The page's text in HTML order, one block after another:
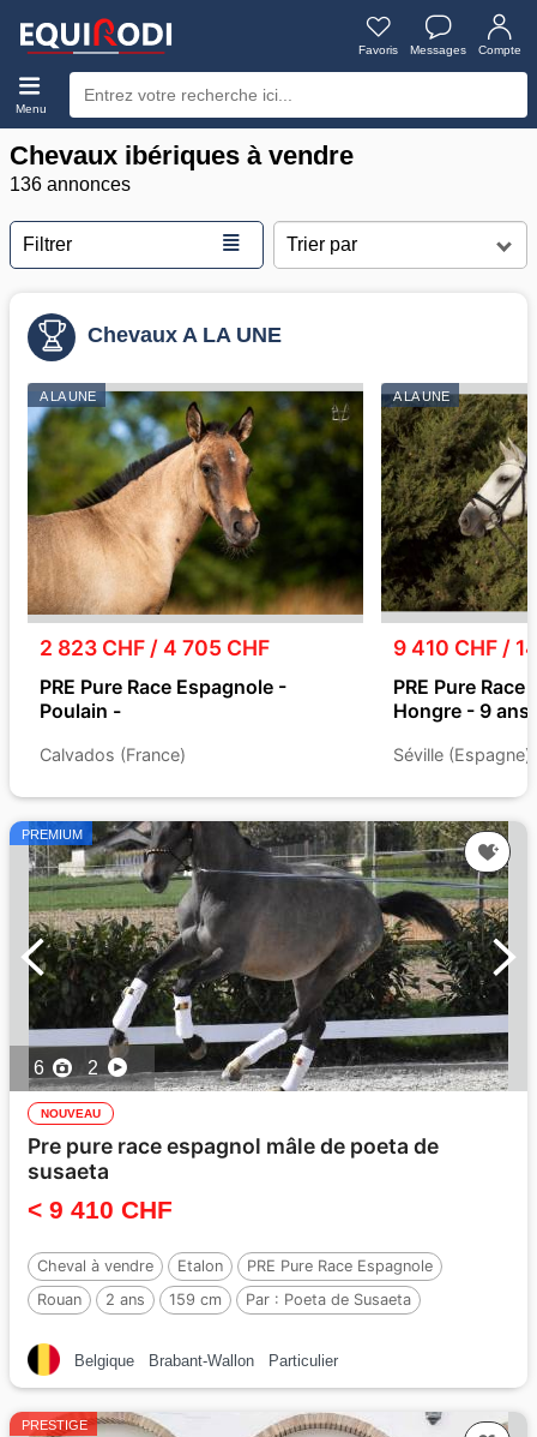
Favoris Messages Compte
Menu
Chevaux ibériques à vendre
136 annonces
Filtrer ≣
Chevaux A LA UNE
A LA UNE
2 823 CHF / 4 705 CHF
PRE Pure Race Espagnole -
Poulain -
Calvados (France)
A LA UNE
9 410 CHF /
PRE Pure
Hongre - 9 ans
Séville (Espagne)
PREMIUM
6 2
NOUVEAU
Pre pure race espagnol mâle de poeta de
susaeta
< 9 410 CHF
Cheval à vendre Etalon
PRE Pure Race Espagnole
Rouan
2 ans 159 cm Par : Poeta de Susaeta
Belgique Brabant-Wallon Particulier
PRESTIGE